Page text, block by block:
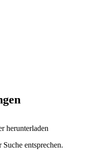
herunterladen
entsprechen.